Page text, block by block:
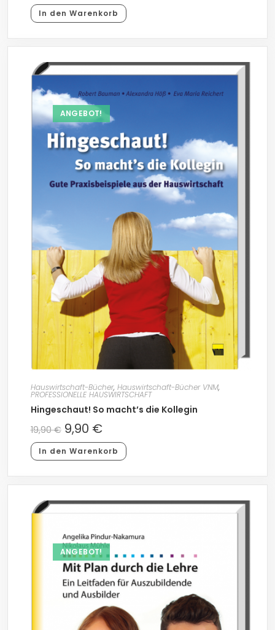
In den Warenkorb
ANGEBOT!
Hauswirtschaft-Bücher, Hauswirtschaft-Bücher VNM,
PROFESSIONELLE HAUSWIRTSCHAFT
Hingeschaut! So macht’s die Kollegin
19,90€ 9,90 €
In den Warenkorb
ANGEBOT!